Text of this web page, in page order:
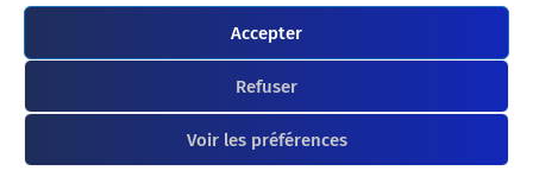
Accepter
Refuser
Voir les préférences
©2026Gestion Services Info. Tous droits réservés.